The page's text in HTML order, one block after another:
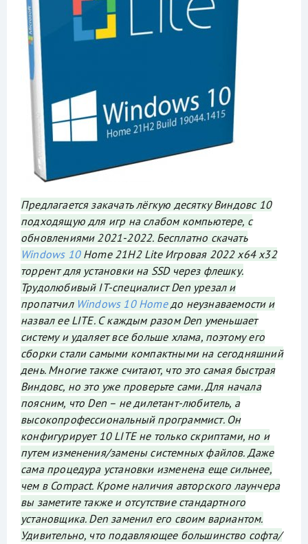
Предлагается закачать лёгкую десятку Виндовс 10
подходящую для игр на слабом компьютере, с
обновлениями 2021-2022. Бесплатно скачать
Windows 10Home 21H2 Lite Игровая 2022 x64 x32
торрент для установки на SSD через флешку.
Трудолюбивый IT-специалист Den урезал и
пропатчил Windows 10 Homeдо неузнаваемости и
назвал ее LITE. С каждым разом Den уменьшает
систему и удаляет все больше хлама, поэтому его
сборки стали самыми компактными на сегодняшний
день. Многие также считают, что это самая быстрая
Виндовс, но это уже проверьте сами. Для начала
поясним, что Den – не дилетант-любитель, а
высокопрофессиональный программист. Он
конфигурирует 10 LITE не только скриптами, но и
путем изменения/замены системных файлов. Даже
сама процедура установки изменена еще сильнее,
чем в Compact. Кроме наличия авторского лаунчера
вы заметите также и отсутствие стандартного
установщика. Den заменил его своим вариантом.
Удивительно, что подавляющее большинство софта/